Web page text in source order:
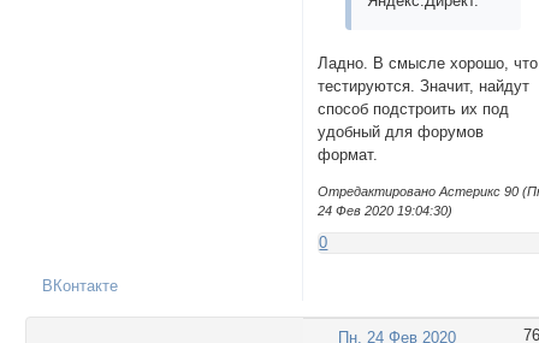
Ладно. В смысле хорошо, что
тестируются. Значит, найдут
способ подстроить их под
удобный для форумов
формат.
Отредактировано Астерикс 90
24 Фев 2020 19:04:30)
0
ВКонтакте
76
Пн, 24 Фев 2020